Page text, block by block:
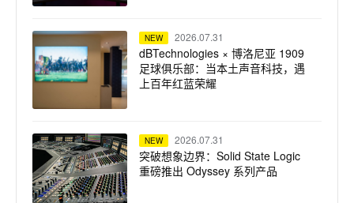
NEW 2026.07.31
dBTechnologies × 博洛尼亚 1909
足球俱乐部：当本土声音科技，遇
上百年红蓝荣耀
NEW 2026.07.31
突破想象边界：Solid State Logic
重磅推出 Odyssey 系列产品